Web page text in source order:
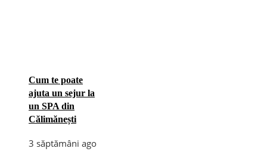
Cum te poate
ajuta un sejur la
un SPA din
Călimănești
3 săptămâni ago